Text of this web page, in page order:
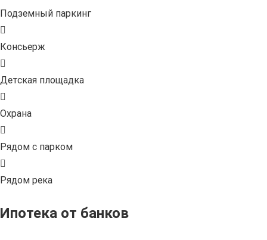
Подземный паркинг
Консьерж
Детская площадка
Охрана
Рядом с парком
Рядом река
Ипотека от банков